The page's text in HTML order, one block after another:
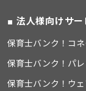
法人様向けサー
保育士バンク！コ
保育士バンク！パ
保育士バンク！ウ